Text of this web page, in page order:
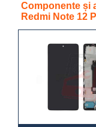
Componente și
Redmi Note 12